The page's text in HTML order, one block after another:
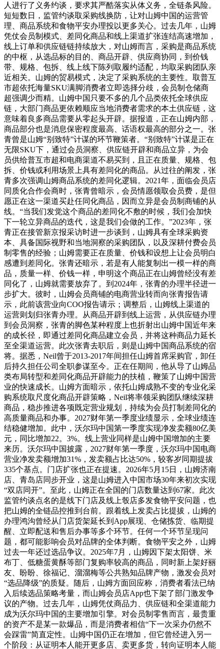
人进行了义务约谈，要求其严酷落实从体义务，全链条风险。
短短数日，监管约谈取采购线换防，让对山姆中国的运营管
理、商品系统和食物平安办理投以更多关心。过去几年，山姆
凭仗会员制模式、差同化商品和线上渠道扩张连结高速增加，
线上订单和供应链链持续放大，对山姆而言，采购是商品系统
的中枢，从选品标的目的、商品开辟、供应商协同，到价钱
带、规格、包拆、线上线下陈列取履约适配，均取采购团队亲
近相关。山姆的贸易模式，决定了采购系统的主要性。取普互
市超依托海量SKU满脚消费者立即选择分歧，会员制仓储商
超强调少而精。山姆中国只要不多的几个品类依托全球供应
链，大部门商品更依赖顺应当地消费者需求的本土供应链，这
意味着良多商品需要从零起头开辟。据报道，正在山姆内部，
商品部分也是消息保密程度最高、话语权最高的部分之一。张
青曾是山姆“别致特”计谋的环节鞭策者。“别致特”计谋是正在
无限SKU下，通过会员洞察、供应链开辟和商品立异，为会
员供给普互市超和电商渠道不易买到，且正在质量、规格、包
拆、价钱或利用场景上具有差同化的商品。从过往的阐发，张
青多次强调山姆商品系统的差同化逻辑。2021年，面临会员店
同质化合作会商时，张青曾暗示，会员情愿领取会员费，是但
愿正在这一渠道买赴任同化商品，因而立异是会员制商铺的从
线。“当我们发觉这个商品的差同化不敷的时候，我们会加快
下一轮立异商品的迭代，这是我们会做的工作。”2023年，张
青正在接管新京报采访时进一步谈到，山姆具有全球采购资
本、具备国际视野和当地洞察的采购团队，以及深耕付费会员
制零售的经验；山姆需要正在质量、价钱和设想上让会员明白
感遭到差同化。张青还暗示，若是有人能复制出一模一样的商
品，质量一样、价钱一样，申明这个商品正在山姆曾经没有差
同化了，山姆就需要放弃了。到2024年，张青的办理半径进一
步扩大。彼时，山姆会员商铺的电商营业转而向张青报告请
示，此前该营业向COO报告请示；调整后，山姆线上渠道的
运营则划归张青办理。从商品开辟到线上运营，从供应链办理
到会员洞察，张青的脚色某种程度上也折射出山姆中国近年来
的成长径，即通过差同化商品建立会员，并将这种商品力延长
至全渠道运营。此次张青去职后，则是山姆中国商品系统的宿
将。据悉，Neil曾于2013-2017年间担任山姆首席采购官，卸任
后持久担任公司全职参谋至今。正在任期间，他从导了山姆品
类布局转型和差同化商品开辟能力的扶植，鞭策了山姆中国营
业的快速成长。山姆方面暗示，依托山姆成熟不变的专业化采
购系统取尺度化商品开辟策略，Neil将率领采购团队继续深耕
商品，稳步推进各项既定营业规划，持续为会员打制差同化的
高质量商品和办事。2027财年第一季度业绩显示，全球业绩连
结稳健增加。此中，沃尔玛中国第一季度实现净发卖额80亿美
元，同比增加22。3%。线上营业同样是山姆中国增加的主要
来历。沃尔玛中国披露，2027财年第一季度，沃尔玛中国电商
营业净发卖额增加31%，发卖额占比达50%，较客岁同期提拔
335个基点。门店扩张也正在提速。2026年5月15日，山姆济南
店、青岛店同步开业，这是山姆进入中国市场30年来初次实现
“双店同开”。至此，山姆正在全国的门店数量达到67家。此次
监管约谈点名的是线下门店及线上彀店多发食物平安问题，也
把山姆的全链品控推到台前。跟着线上发卖占比提拔，山姆的
办理鸿沟曾经从门店货架延长到App展现、仓储拣货、临期提
醒、立即配送和售后办事等多个环节。任何一个环节呈现问
题，都可能影响会员对品牌的全体判断。食物平安之外，山姆
过去一年还过选品争议。2025年7月，山姆因下架太阳饼、米
布丁、低糖蛋黄酥等部门复购率较高的商品，同时新上架好丽
友、盼盼、徐福记、溜溜梅等公共熟知品牌产物，激发会员对
“选品降级”的质疑。随后，山姆方面回应称，消费者看法已纳
入后续选品策略考量，而山姆会员店App也下架了部门激发争
议的产物。过去几年，山姆凭仗商品力、供应链和全渠道能力
成为沃尔玛中国的主要增加引擎。对会员制零售而言，最贵重
的资产不是某一款爆品，而是消费者相信“下一次采办仍然不
会踩雷”简直定性。山姆中国仍正在增加，但它曾经进入另一
个阶段：从证明本人能开更多店、卖更多货，转向证明本人能